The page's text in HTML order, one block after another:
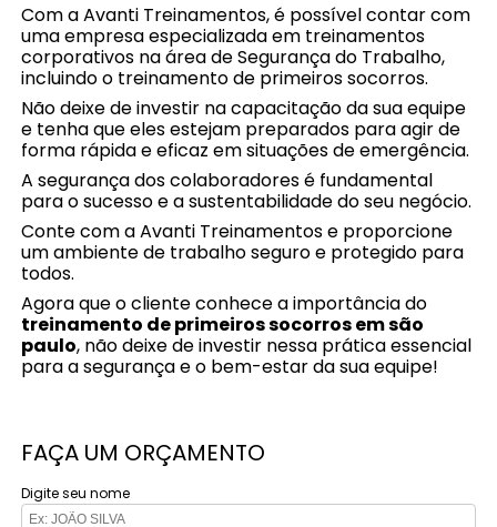
Com a Avanti Treinamentos, é possível contar com
uma empresa especializada em treinamentos
corporativos na área de Segurança do Trabalho,
incluindo o treinamento de primeiros socorros.
Não deixe de investir na capacitação da sua equipe
e tenha que eles estejam preparados para agir de
forma rápida e eficaz em situações de emergência.
A segurança dos colaboradores é fundamental
para o sucesso e a sustentabilidade do seu negócio.
Conte com a Avanti Treinamentos e proporcione
um ambiente de trabalho seguro e protegido para
todos.
Agora que o cliente conhece a importância do
treinamento de primeiros socorros em são
paulo, não deixe de investir nessa prática essencial
para a segurança e o bem-estar da sua equipe!
FAÇA UM ORÇAMENTO
Digite seu nome